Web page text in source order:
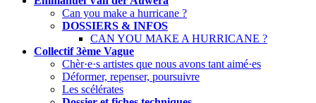
Can you make a hurricane ?
DOSSIERS & INFOS
CAN YOU MAKE A HURRICANE ?
Collectif 3ème Vague
Chèr·e·s artistes que nous avons tant aimé·es
Déformer, repenser, poursuivre
Les scélérates